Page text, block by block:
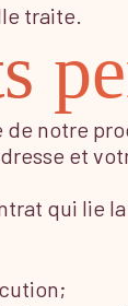
traite.
notre
et
qui lie